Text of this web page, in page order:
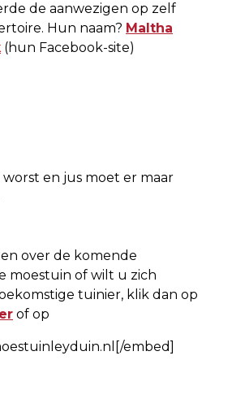
de aanwezigen op zelf
Hun naam? Maltha
(hun Facebook-site)
worst en jus moet er maar
over de komende
moestuin of wilt u zich
tuinier, klik dan op
of op
embed]